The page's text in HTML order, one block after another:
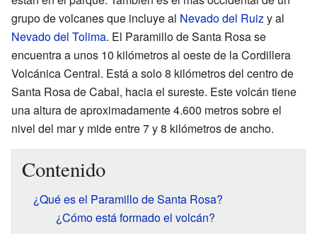
grupo de volcanes que incluye al Nevado del Ruizy al
Nevado del Tolima. El Paramillo de Santa Rosa se
encuentra a unos 10 kilómetros al oeste de la Cordillera
Volcánica Central. Está a solo 8 kilómetros del centro de
Santa Rosa de Cabal, hacia el sureste. Este volcán tiene
una altura de aproximadamente 4.600 metros sobre el
nivel del mar y mide entre 7 y 8 kilómetros de ancho.
Contenido
¿Qué es el Paramillo de Santa Rosa?
¿Cómo está formado el volcán?